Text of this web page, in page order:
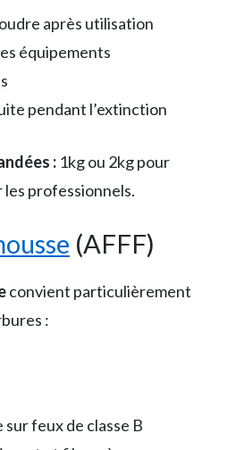
après utilisation
équipements
pendant l’extinction
: 1kg ou 2kg pour
les professionnels.
(AFFF)
convient particulièrement
:
feux de classe B